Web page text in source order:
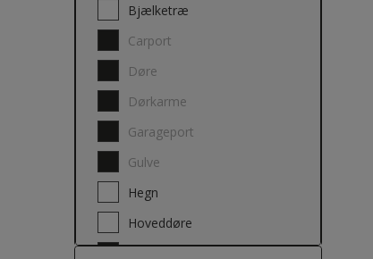
Bjælketræ
Carport
Døre
Dørkarme
Garageport
Gulve
Hegn
Hoveddøre